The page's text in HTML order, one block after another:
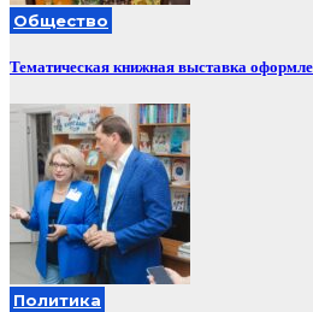
Общество
Тематическая книжная выставка
Политика